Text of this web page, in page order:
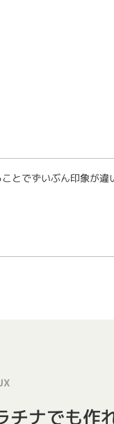
とでずいぶん印象が
チナでも作